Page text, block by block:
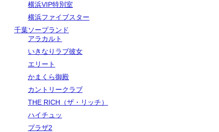
横浜VIP特別室
横浜ファイブスター
千葉ソープランド
アラカルト
いきなりラブ彼女
エリート
かまくら御殿
カントリークラブ
THE RICH（ザ・リッチ）
ハイチュッ
プラザ2